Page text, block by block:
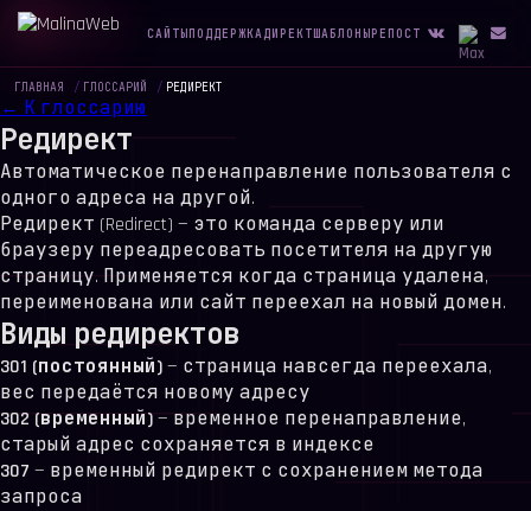
САЙТЫПОДДЕРЖКА ДИРЕКТШАБЛОНЫРЕПОСТ
ГЛАВНАЯ / ГЛОССАРИЙ / РЕДИРЕКТ
← К глоссарию
Редирект
Автоматическое перенаправление пользователя с
одного адреса на другой.
Редирект (Redirect) — это команда серверу или
браузеру переадресовать посетителя на другую
страницу. Применяется когда страница удалена,
переименована или сайт переехал на новый домен.
Виды редиректов
301 (постоянный)— страница навсегда переехала,
вес передаётся новому адресу
302 (временный)— временное перенаправление,
старый адрес сохраняется в индексе
307 — временный редирект с сохранением метода
запроса